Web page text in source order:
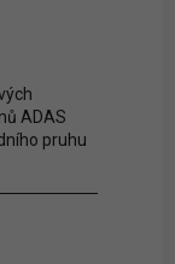
ADAS
pruhu